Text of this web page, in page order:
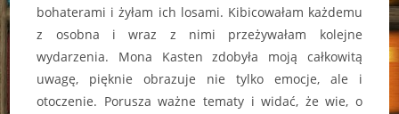
bohaterami i żyłam ich losami. Kibicowałam każdemu
z osobna i wraz z nimi przeżywałam kolejne
wydarzenia. Mona Kasten zdobyła moją całkowitą
uwagę, pięknie obrazuje nie tylko emocje, ale i
otoczenie. Porusza ważne tematy i widać, że wie, o